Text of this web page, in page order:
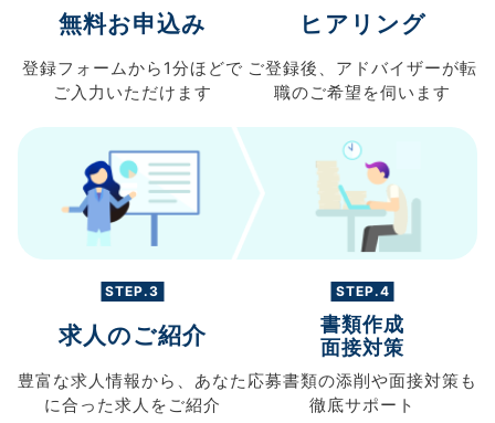
無料お申込み
登録フォームから 1分ほどで
ご入力 いただけます
ヒアリング
ご登録後、 アドバイザーが転
職のご希望を伺います
STEP.3
求人のご紹介
豊富な求人情報から、 あなた
に合った求人を ご紹介
STEP.4
書類作成
面接対策
応募書類の添削や面接対策も
徹底サポート